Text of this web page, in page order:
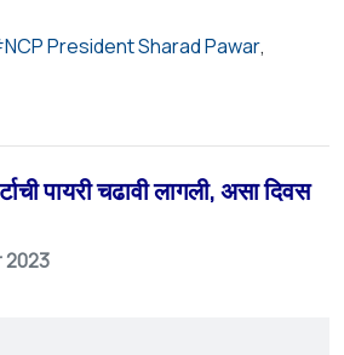
NCP President Sharad Pawar
पायरी चढावी लागली, असा दिवस
2023